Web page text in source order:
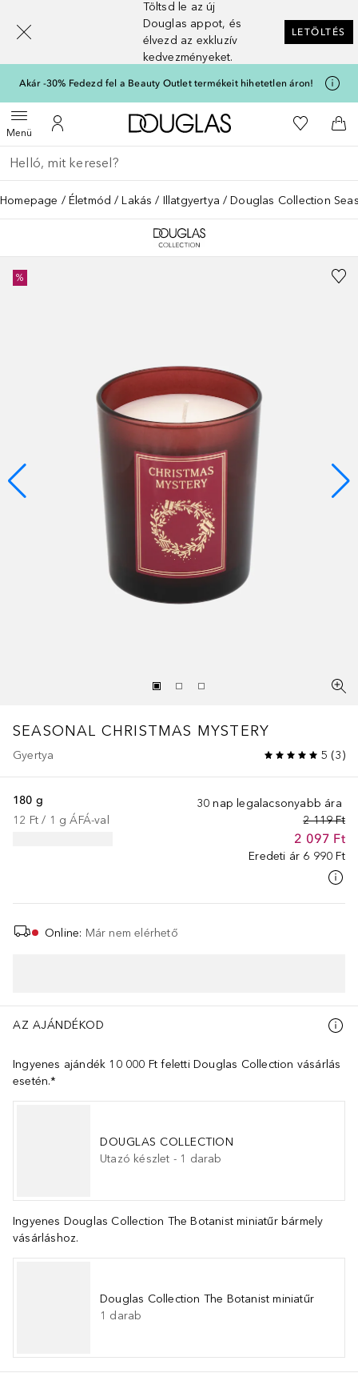
Töltsd le az új
Douglas appot, és
élvezd az exkluzív
kedvezményeket.
LETÖLTÉS
Akár -30% Fedezd fel a Beauty Outlet termékeit hihetetlen áron!
MenüMenü megnyitása
A fiókomhoz
A Douglas Főoldalra
A
Menj vissza
Keresés végrehajtása
Homepage Életmód Lakás Illatgyertya Douglas Collection
%
SEASONAL CHRISTMAS MYSTERY
Gyertya 5 (3)
30 nap legalacsonyabb ára
2 119 Ft
2 097 Ft
Eredeti ár 6 990 Ft
180 g
12 Ft / 1 g ÁFÁ-val
Online: Már nem elérhető
AZ AJÁNDÉKOD
Ingyenes ajándék 10 000 Ft feletti Douglas Collection vásárlás
esetén.*
DOUGLAS COLLECTION
Utazó készlet - 1 darab
Ingyenes Douglas Collection The Botanist miniatűr bármely
vásárláshoz.
Douglas Collection The Botanist miniatűr
1 darab
[navigation.slideout.screenreader]